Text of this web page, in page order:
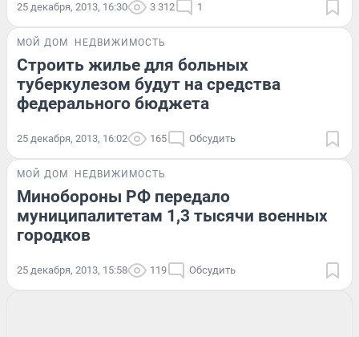
25 декабря, 2013, 16:30 3 312 1
МОЙ ДОМ НЕДВИЖИМОСТЬ
Строить жилье для больных
туберкулезом будут на средства
федерального бюджета
25 декабря, 2013, 16:02 165 Обсудить
МОЙ ДОМ НЕДВИЖИМОСТЬ
Минобороны РФ передало
муниципалитетам 1,3 тысячи военных
городков
25 декабря, 2013, 15:58 119 Обсудить